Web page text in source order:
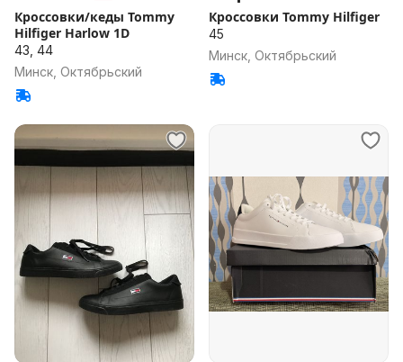
Кроссовки/кеды Tommy
Hilfiger Harlow 1D
43, 44
Минск, Октябрьский
Кроссовки Tommy Hilfiger
45
Минск, Октябрьский